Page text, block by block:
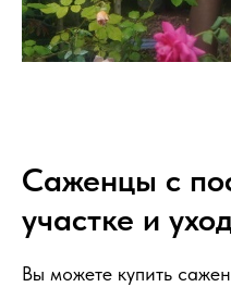
Саженцы с
участке и
Вы можете купить